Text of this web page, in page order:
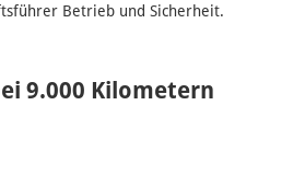
Betrieb und Sicherheit.
9.000 Kilometern